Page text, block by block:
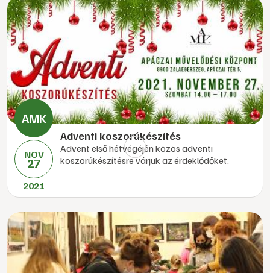
NOV
27
2021
Adventi koszorúkészítés
Advent első hétvégéjén közös adventi
koszorúkészítésre várjuk az érdeklődőket.